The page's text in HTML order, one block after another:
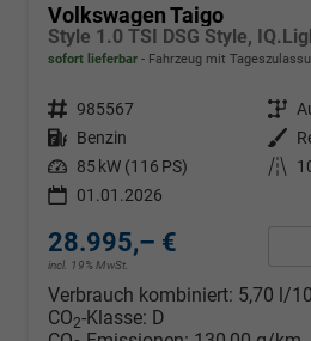
Volkswagen Taigo
sofort lieferbar Fahrzeug mit
Fahrzeugnr. 985567 Getriebe
Kraftstoff Benzin Außenfarbe
Leistung 85 kW (116 PS) Kilometerstand
01.01.2026
28.995,– €
incl. 19% MwSt.
Verbrauch kombiniert: 5,70 l/
CO2-Klasse: D